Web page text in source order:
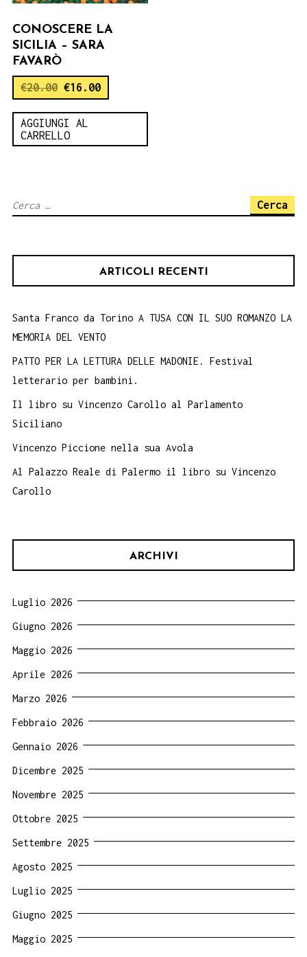
CONOSCERE LA
SICILIA – SARA
FAVARÒ
€20.00 €16.00
AGGIUNGI AL
CARRELLO
Ricerca
ARTICOLI RECENTI
Santa Franco da Torino A TUSA CON IL SUO ROMANZO LA
MEMORIA DEL VENTO
PATTO PER LA LETTURA DELLE MADONIE. Festival
letterario per bambini.
Il libro su Vincenzo Carollo al Parlamento
Siciliano
Vincenzo Piccione nella sua Avola
Al Palazzo Reale di Palermo il libro su Vincenzo
Carollo
ARCHIVI
Luglio 2026
Giugno 2026
Maggio 2026
Aprile 2026
Marzo 2026
Febbraio 2026
Gennaio 2026
Dicembre 2025
Novembre 2025
Ottobre 2025
Settembre 2025
Agosto 2025
Luglio 2025
Giugno 2025
Maggio 2025